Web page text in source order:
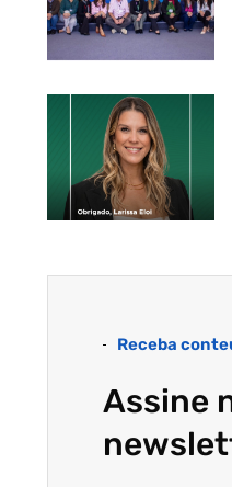
Receba
Assine